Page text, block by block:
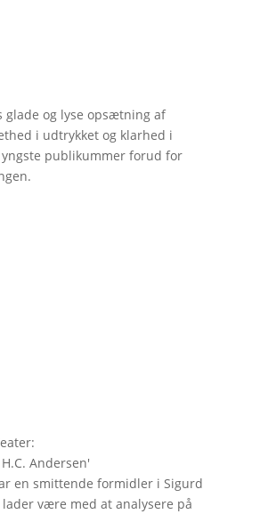
glade og lyse opsætning af
i udtrykket og klarhed i
publikummer forud for
:
Andersen'
en smittende formidler i Sigurd
være med at analysere på